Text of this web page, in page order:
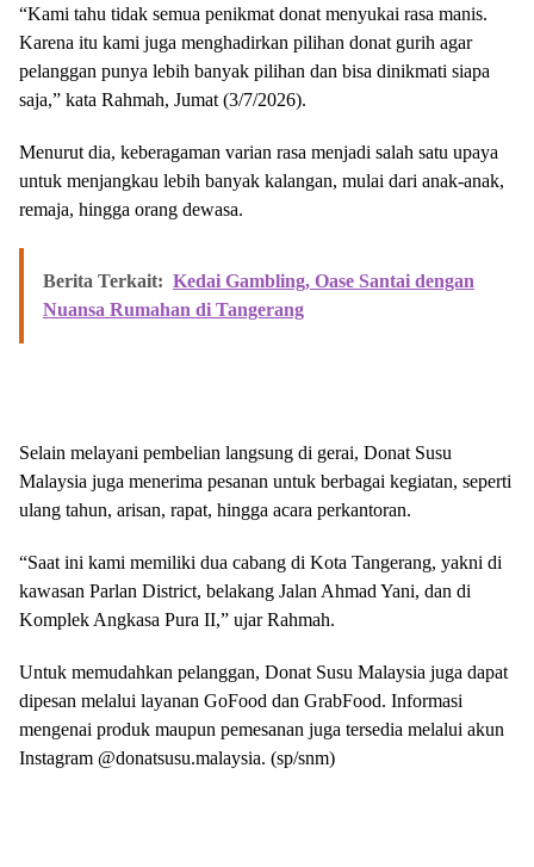
“Kami tahu tidak semua penikmat donat menyukai rasa manis.
Karena itu kami juga menghadirkan pilihan donat gurih agar
pelanggan punya lebih banyak pilihan dan bisa dinikmati siapa
saja,” kata Rahmah, Jumat (3/7/2026).
Menurut dia, keberagaman varian rasa menjadi salah satu upaya
untuk menjangkau lebih banyak kalangan, mulai dari anak-anak,
remaja, hingga orang dewasa.
Berita Terkait: Kedai Gambling, Oase Santai dengan
Nuansa Rumahan di Tangerang
Selain melayani pembelian langsung di gerai, Donat Susu
Malaysia juga menerima pesanan untuk berbagai kegiatan, seperti
ulang tahun, arisan, rapat, hingga acara perkantoran.
“Saat ini kami memiliki dua cabang di Kota Tangerang, yakni di
kawasan Parlan District, belakang Jalan Ahmad Yani, dan di
Komplek Angkasa Pura II,” ujar Rahmah.
Untuk memudahkan pelanggan, Donat Susu Malaysia juga dapat
dipesan melalui layanan GoFood dan GrabFood. Informasi
mengenai produk maupun pemesanan juga tersedia melalui akun
Instagram @donatsusu.malaysia. (sp/snm)